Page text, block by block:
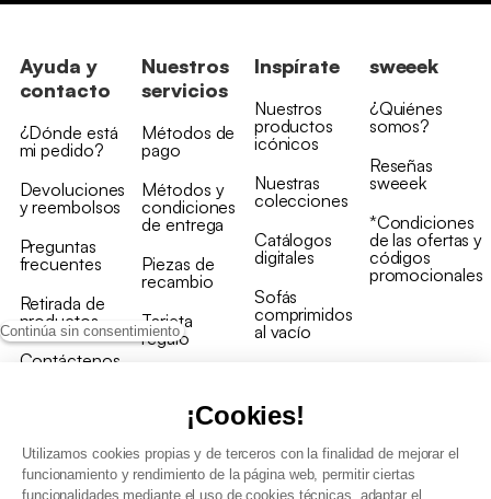
Continúa sin consentimiento
¡Cookies!
Utilizamos cookies propias y de terceros con la finalidad de mejorar el
funcionamiento y rendimiento de la página web, permitir ciertas
funcionalidades mediante el uso de cookies técnicas, adaptar el
Ayuda y
contacto
¿Dónde está
mi pedido?
Devoluciones
y reembolsos
Preguntas
frecuentes
Retirada de
productos
Contáctenos
Nuestros
servicios
Métodos de
pago
Métodos y
condiciones
de entrega
Piezas de
recambio
Tarjeta
regalo
Inspírate
Nuestros
productos
icónicos
Nuestras
colecciones
Catálogos
digitales
Sofás
comprimidos
al vacío
sweeek
¿Quiénes
somos?
Reseñas
sweeek
*Condiciones
de las ofertas y
códigos
promocionales